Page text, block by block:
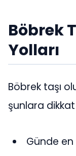
Böbrek
Yolları
Böbrek taşı
şunlara
Günde